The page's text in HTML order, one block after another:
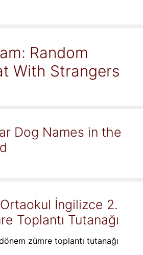
Random
With Strangers
Dog Names in the
İngilizce 2.
Toplantı Tutanağı
zümre toplantı tutanağı